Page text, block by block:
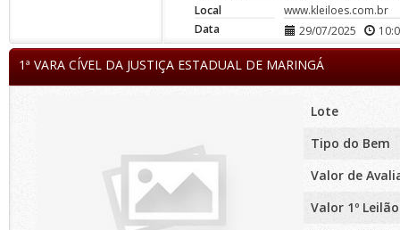
Local
www.kleiloes.com.br
Data
29/07/2025
1ª VARA CÍVEL DA JUSTIÇA ESTADUAL DE MARINGÁ
Lote
Tipo do Bem
Valor de
Valor 1º Leilão